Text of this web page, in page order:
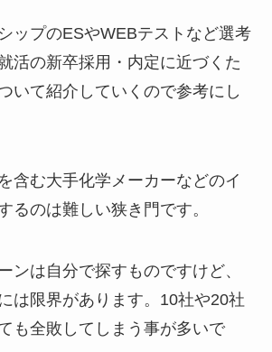
ップのESやWEBテストなど選考
活の新卒採用・内定に近づくた
いて紹介していくので参考にし
含む大手化学メーカーなどのイ
るのは難しい狭き門です。
ンは自分で探すものですけど、
は限界があります。10社や20社
も全敗してしまう事が多いで